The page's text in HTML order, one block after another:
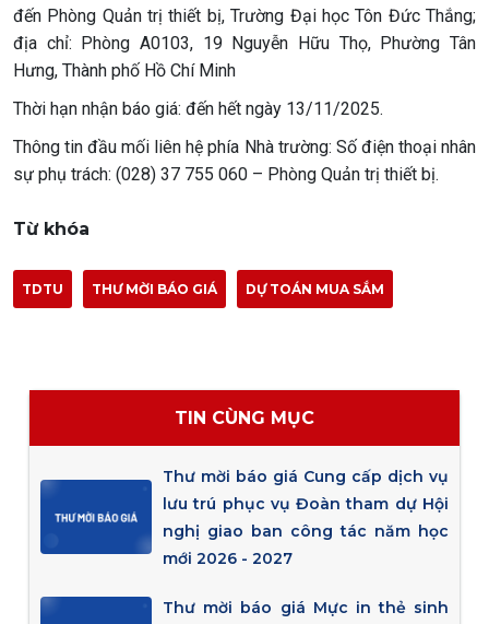
đến Phòng Quản trị thiết bị, Trường Đại học Tôn Đức Thắng;
địa chỉ: Phòng A0103, 19 Nguyễn Hữu Thọ, Phường Tân
Hưng, Thành phố Hồ Chí Minh
Thời hạn nhận báo giá: đến hết ngày 13/11/2025.
Thông tin đầu mối liên hệ phía Nhà trường: Số điện thoại nhân
sự phụ trách: (028) 37 755 060 – Phòng Quản trị thiết bị.
Từ khóa
TDTU THƯ MỜI BÁO GIÁ DỰ TOÁN MUA SẮM
TIN CÙNG MỤC
Thư mời báo giá Cung cấp dịch vụ
lưu trú phục vụ Đoàn tham dự Hội
nghị giao ban công tác năm học
mới 2026 - 2027
Thư mời báo giá Mực in thẻ sinh